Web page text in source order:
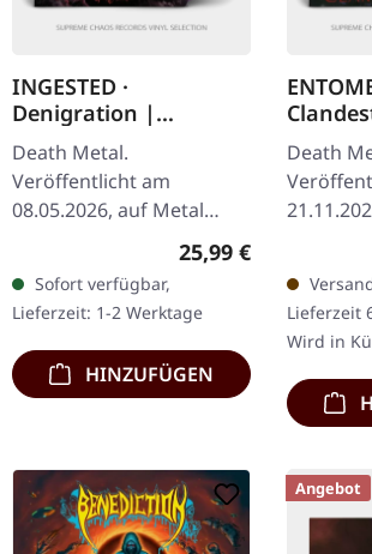
INGESTED ·
Denigration |
PURPLE/RED/WHITE
MARBLED LP
Death Metal.
Veröffentlicht am
08.05.2026, auf Metal
marmoriertes Vinyl im
Standard-Cover. Limitiert
auf 300 Exemplare.…
Regulärer Preis:
25,99 €
Sofort verfügbar,
Lieferzeit: 1-2 Werktage
HINZUFÜGEN
LP
Death
Plastic
Edition.
weniger
Lieferzeit
Wird in
Angebot